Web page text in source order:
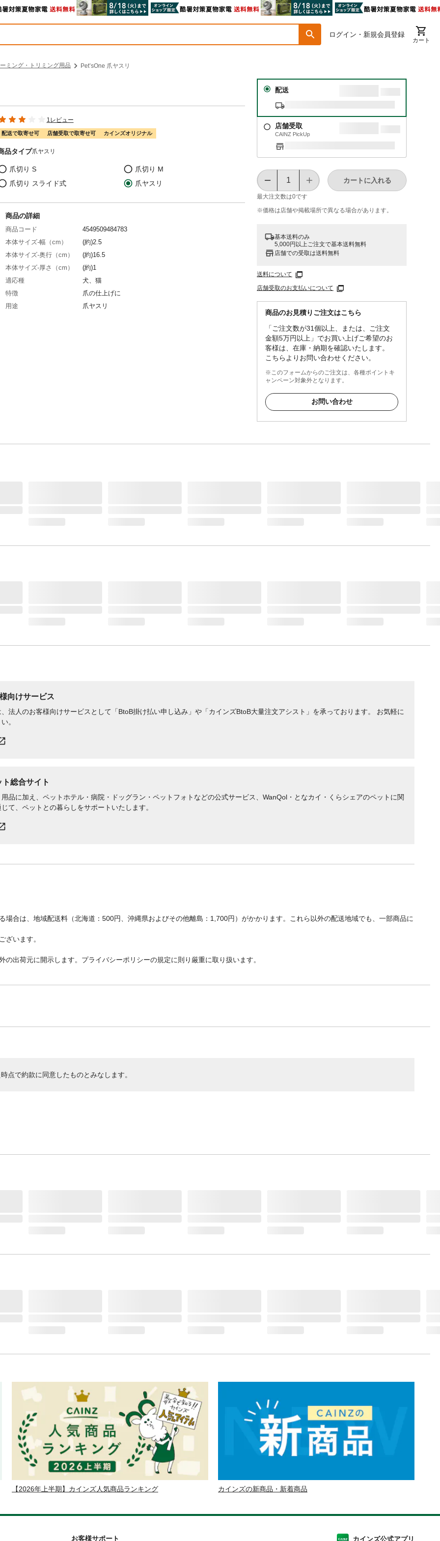
ログイン・新規会員登録
カート
ミング・トリミング用品 Pet’sOne 爪ヤスリ
1レビュー
配送で取寄せ可 店舗受取で取寄せ可 カインズオリジナル
品タイプ爪ヤスリ
爪切り S
爪切り M
爪切り スライド式
爪ヤスリ
配送
店舗受取
CAINZ PickUp
最大注文数は0です
カートに入れる
※価格は​店舗や​掲載場所で​異なる​場合が​あります。
基本送料のみ
5,000円以上ご注文で基本送料無料
店舗での受取は送料無料
送料について
店舗受取のお支払いについて
商品のお見積りご注文はこちら
「ご注文数が31個以上、または、ご注文
金額5万円以上」でお買い上げご希望のお
客様は、在庫・納期を確認いたします。
こちらよりお問い合わせください。
※このフォームからのご注文は、各種ポイントキ
ャンペーン対象外となります。
お問い合わせ
商品の詳細
商品コード
4549509484783
本体サイズ-幅（cm）
(約)2.5
本体サイズ-奥行（cm）
(約)16.5
本体サイズ-厚さ（cm）
(約)1
適応種
犬、猫
特徴
爪の仕上げに
用途
爪ヤスリ
向けサービス
法人のお客様向けサービスとして「BtoB掛け払い申し込み」や「カインズBtoB大量注文アシスト」を承っております。 お気軽に
。
総合サイト
品に加え、ペットホテル・病院・ドッグラン・ペットフォトなどの公式サービス、WanQol・となカイ・くらシェアのペットに関
て、ペットとの暮らしをサポートいたします。
合は、地域配送料（北海道：500円、沖縄県およびその他離島：1,700円）がかかります。これら以外の配送地域でも、一部商品に
ざいます。
出荷元に開示します。プライバシーポリシーの規定に則り厳重に取り扱います。
点で約款に同意したものとみなします。
【2026年上半期】カインズ人気商品ランキング カインズの新商品・新着商品
お客様サポート カインズ公式アプリ